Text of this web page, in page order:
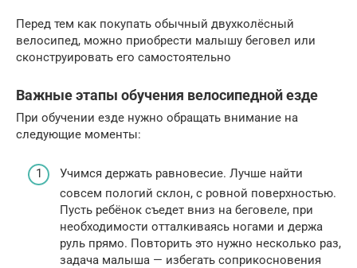
Перед тем как покупать обычный двухколёсный
велосипед, можно приобрести малышу беговел или
сконструировать его самостоятельно
Важные этапы обучения велосипедной езде
При обучении езде нужно обращать внимание на
следующие моменты:
Учимся держать равновесие. Лучше найти
совсем пологий склон, с ровной поверхностью.
Пусть ребёнок съедет вниз на беговеле, при
необходимости отталкиваясь ногами и держа
руль прямо. Повторить это нужно несколько раз,
задача малыша — избегать соприкосновения